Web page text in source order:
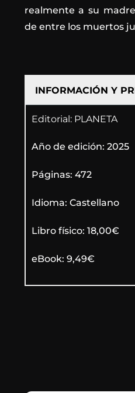
realmente a su
de entre los muertos
INFORMACIÓN Y
Editorial: PLANETA
Año de edición: 2025
Páginas: 472
Idioma: Castellano
Libro físico: 18,00€
eBook: 9,49€